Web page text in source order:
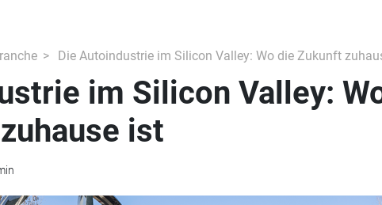
Die Autoindustrie im Silicon Valley: Wo die Zukunft
im Silicon Valley:
ist